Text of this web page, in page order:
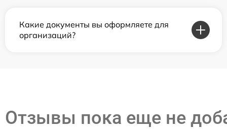
Какие документы вы оформляете для
организаций?
Отзывы пока еще не